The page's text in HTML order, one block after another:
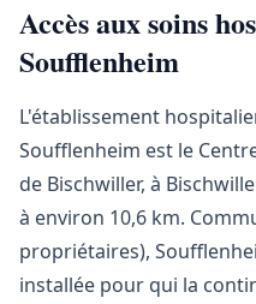
Accès aux soins
Soufflenheim
L'établissement
Soufflenheim est le
de Bischwiller, à
à environ 10,6 km.
propriétaires),
installée pour qui la